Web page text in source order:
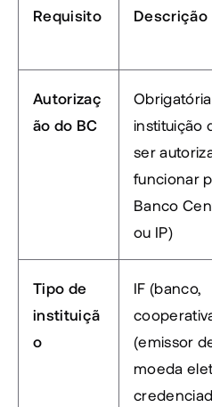
Requisito Descrição
Autorizaç
ão do BC
instituição
ser
funcionar
Banco
ou IP)
Tipo de
instituiçã
o
IF (banco,
(emissor
moeda